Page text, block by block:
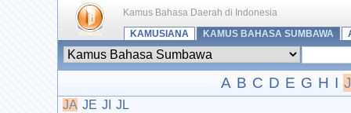
Kamus Bahasa Daerah di Indonesia
KAMUSIANA
KAMUS BAHASA SUMBAWA
A B C D E G H I J
JA JE JI JL